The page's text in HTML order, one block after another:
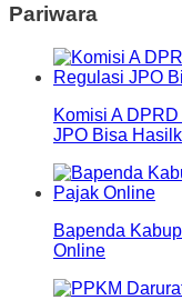
Pariwara
Komisi A
JPO Bisa
Bapenda
Online